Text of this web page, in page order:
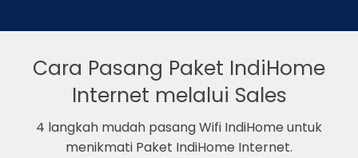
Cara Pasang Paket IndiHome
Internet melalui Sales
4 langkah mudah pasang Wifi IndiHome untuk
menikmati Paket IndiHome Internet.